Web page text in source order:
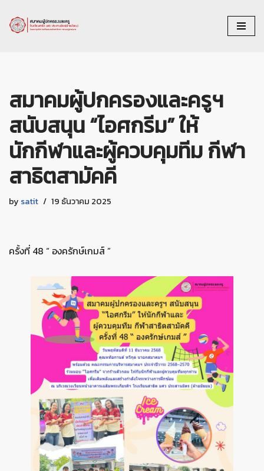
Skip
สมาคมผู้ปกครองและครูฯ
สนับสนุน “ไอศกรีม” ให้
นักกีฬาและผู้ควบคุมทีม กีฬา
สาธิตสามัคคี
by satit 19 ธันวาคม 2025
ครั้งที่ 48 “ องครักษ์เกมส์ ”